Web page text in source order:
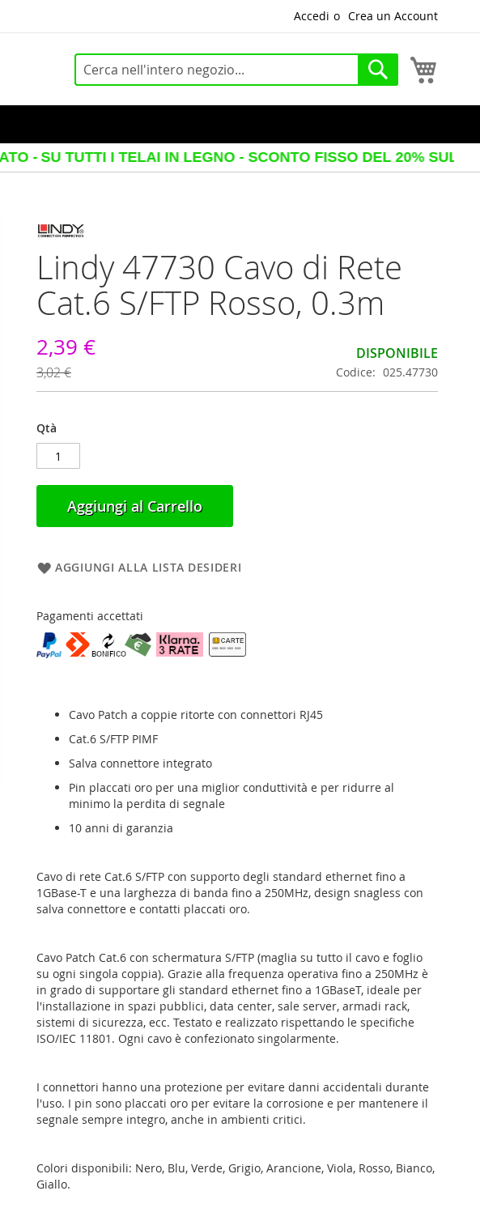
Accedi Crea un Account
Cerca
Cerca
I TELAI IN LEGNO - SCONTO FISSO DEL 20% SUL PREZZO
Lindy 47730 Cavo di Rete
Cat.6 S/FTP Rosso, 0.3m
2,39 €
3,02 €
DISPONIBILE
Codice 025.47730
Qtà
Aggiungi al Carrello
AGGIUNGI ALLA LISTA DESIDERI
Pagamenti accettati
Cavo Patch a coppie ritorte con connettori RJ45
Cat.6 S/FTP PIMF
Salva connettore integrato
Pin placcati oro per una miglior conduttività e per ridurre al
minimo la perdita di segnale
10 anni di garanzia
Cavo di rete Cat.6 S/FTP con supporto degli standard ethernet fino a
1GBase-T e una larghezza di banda fino a 250MHz, design snagless con
salva connettore e contatti placcati oro.
Cavo Patch Cat.6 con schermatura S/FTP (maglia su tutto il cavo e foglio
su ogni singola coppia). Grazie alla frequenza operativa fino a 250MHz è
in grado di supportare gli standard ethernet fino a 1GBaseT, ideale per
l'installazione in spazi pubblici, data center, sale server, armadi rack,
sistemi di sicurezza, ecc. Testato e realizzato rispettando le specifiche
ISO/IEC 11801. Ogni cavo è confezionato singolarmente.
I connettori hanno una protezione per evitare danni accidentali durante
l'uso. I pin sono placcati oro per evitare la corrosione e per mantenere il
segnale sempre integro, anche in ambienti critici.
Colori disponibili: Nero, Blu, Verde, Grigio, Arancione, Viola, Rosso, Bianco,
Giallo.